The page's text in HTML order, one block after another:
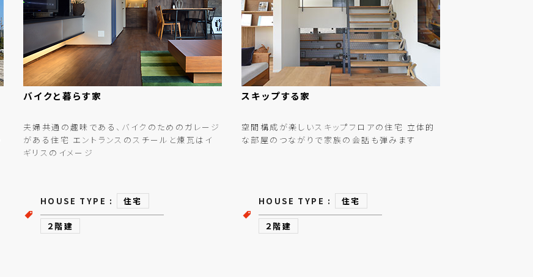
バイクと暮らす家
夫婦共通の趣味である、バイクのためのガレージ
がある住宅 エントランスのスチールと煉瓦はイ
ギリスのイメージ
HOUSE TYPE : 住宅
２階建
スキップする家
空間構成が楽しいスキップフロアの住宅 立体的
な部屋のつながりで家族の会話も弾みます
HOUSE TYPE : 住宅
２階建